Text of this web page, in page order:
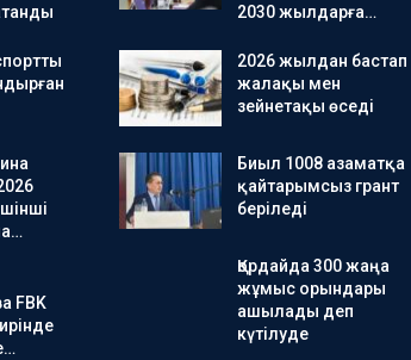
FBK
2030 жылдарға…
2026 жылдан бастап
жалақы мен
зейнетақы өседі
Биыл 1008 азаматқа
қайтарымсыз грант
беріледі
Қордайда 300 жаңа
жұмыс орындары
ашылады деп
күтілуде